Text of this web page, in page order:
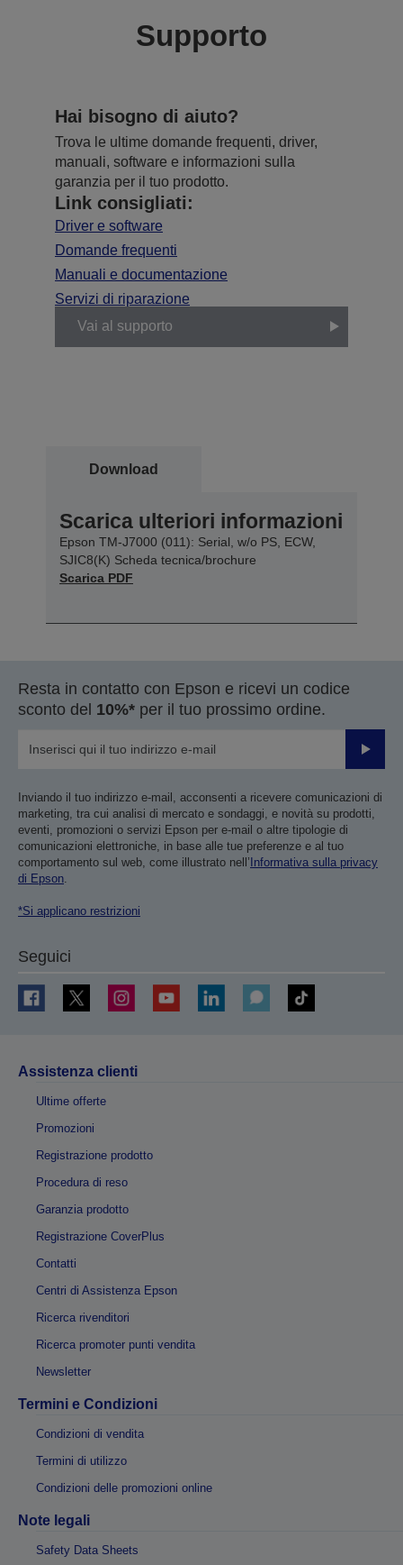
Supporto
Hai bisogno di aiuto?
Trova le ultime domande frequenti, driver,
manuali, software e informazioni sulla
garanzia per il tuo prodotto.
Link consigliati:
Driver e software
Domande frequenti
Manuali e documentazione
Servizi di riparazione
Vai al supporto
Download
Scarica ulteriori informazioni
Epson TM-J7000 (011): Serial, w/o PS, ECW,
SJIC8(K) Scheda tecnica/brochure
Scarica PDF
Resta in contatto con Epson e ricevi un codice
sconto del 10%* per il tuo prossimo ordine.
Invia
Inviando il tuo indirizzo e-mail, acconsenti a ricevere comunicazioni di
marketing, tra cui analisi di mercato e sondaggi, e novità su prodotti,
eventi, promozioni o servizi Epson per e-mail o altre tipologie di
comunicazioni elettroniche, in base alle tue preferenze e al tuo
comportamento sul web, come illustrato nell’ Informativa sulla privacy
di Epson
*Si applicano restrizioni
Seguici
Assistenza clienti
Ultime offerte
Promozioni
Registrazione prodotto
Procedura di reso
Garanzia prodotto
Registrazione CoverPlus
Contatti
Centri di Assistenza Epson
Ricerca rivenditori
Ricerca promoter punti vendita
Newsletter
Termini e Condizioni
Condizioni di vendita
Termini di utilizzo
Condizioni delle promozioni online
Note legali
Safety Data Sheets